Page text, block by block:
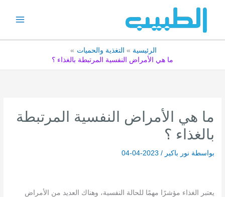
الرئيسية
التغذية والحميات
ما هي الأمراض النفسية المرتبطة بالغذاء ؟
ما هي الأمراض النفسية المرتبطة
بالغذاء ؟
بواسطة نور باكير/
2023-04-04
يعتبر الغذاء مؤشرًا مهمًا للحالة النفسية، وهناك العديد من الأمراض